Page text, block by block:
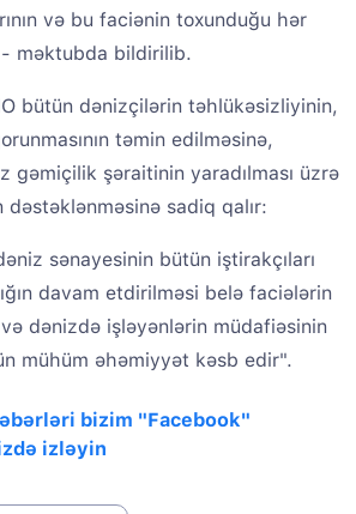
və bu faciənin toxunduğu hər
- məktubda bildirilib.
bütün dənizçilərin təhlükəsizliyinin,
təmin edilməsinə,
gəmiçilik şəraitinin yaradılması üzrə
sadiq qalır:
sənayesinin bütün iştirakçıları
davam etdirilməsi belə faciələrin
və dənizdə işləyənlərin müdafiəsinin
mühüm əhəmiyyət kəsb edir".
bizim "Facebook"
izləyin